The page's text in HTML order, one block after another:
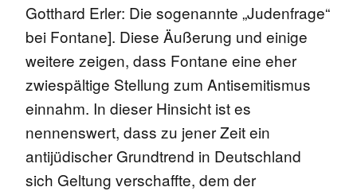
Gotthard Erler: Die sogenannte „Judenfrage“
bei Fontane]. Diese Äußerung und einige
weitere zeigen, dass Fontane eine eher
zwiespältige Stellung zum Antisemitismus
einnahm. In dieser Hinsicht ist es
nennenswert, dass zu jener Zeit ein
antijüdischer Grundtrend in Deutschland
sich Geltung verschaffte, dem der